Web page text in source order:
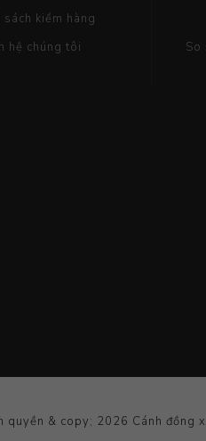
sách kiểm hàng
hệ chúng tôi
So
quyền & copy; 2026 Cánh đồng